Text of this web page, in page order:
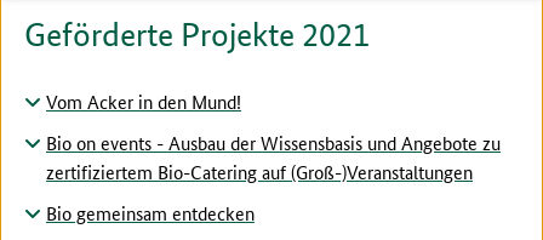
Geförderte Projekte 2021
Vom Acker in den Mund!
Bio on events - Ausbau der Wissensbasis und Angebote zu
zertifiziertem Bio-Catering auf (Groß-)Veranstaltungen
Bio gemeinsam entdecken